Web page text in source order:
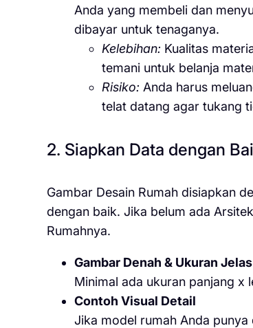
Anda yang membeli dan
dibayar untuk tenaganya.
Kelebihan: Kualitas
temani untuk belanja
Risiko: Anda harus
telat datang agar tukang
2. Siapkan Data dengan
Gambar Desain Rumah disiapkan
dengan baik. Jika belum ada
Rumahnya.
Gambar Denah & Ukuran Jelas
Minimal ada ukuran panjang x
Contoh Visual Detail
Jika model rumah Anda